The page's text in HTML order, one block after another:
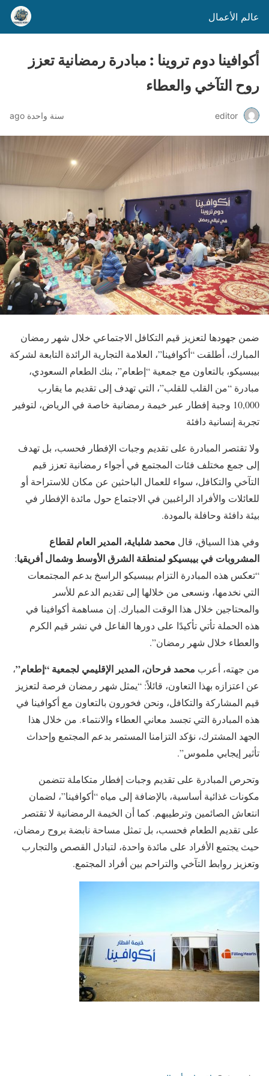
عالم الأعمال
أكوافينا دوم تروينا : مبادرة رمضانية تعزز
روح التآخي والعطاء
editor سنة واحدة ago
ضمن جهودها لتعزيز قيم التكافل الاجتماعي خلال شهر رمضان
المبارك، أطلقت “أكوافينا”، العلامة التجارية الرائدة التابعة لشركة
بيبسيكو، بالتعاون مع جمعية “إطعام”، بنك الطعام السعودي،
مبادرة “من القلب للقلب”، التي تهدف إلى تقديم ما يقارب
10,000 وجبة إفطار عبر خيمة رمضانية خاصة في الرياض، لتوفير
تجربة إنسانية دافئة
ولا تقتصر المبادرة على تقديم وجبات الإفطار فحسب، بل تهدف
إلى جمع مختلف فئات المجتمع في أجواء رمضانية تعزز قيم
التآخي والتكافل، سواء للعمال الباحثين عن مكان للاستراحة أو
للعائلات والأفراد الراغبين في الاجتماع حول مائدة الإفطار في
بيئة دافئة وحافلة بالمودة.
وفي هذا السياق، قال محمد شلباية، المدير العام لقطاع
المشروبات في بيبسيكو لمنطقة الشرق الأوسط وشمال أفريقيا:
“تعكس هذه المبادرة التزام بيبسيكو الراسخ بدعم المجتمعات
التي نخدمها، ونسعى من خلالها إلى تقديم الدعم للأسر
والمحتاجين خلال هذا الوقت المبارك. إن مساهمة أكوافينا في
هذه الحملة تأتي تأكيدًا على دورها الفاعل في نشر قيم الكرم
والعطاء خلال شهر رمضان”.
من جهته، أعرب محمد فرحان، المدير الإقليمي لجمعية “إطعام”،
عن اعتزازه بهذا التعاون، قائلاً: “يمثل شهر رمضان فرصة لتعزيز
قيم المشاركة والتكافل، ونحن فخورون بالتعاون مع أكوافينا في
هذه المبادرة التي تجسد معاني العطاء والانتماء. من خلال هذا
الجهد المشترك، نؤكد التزامنا المستمر بدعم المجتمع وإحداث
تأثير إيجابي ملموس”.
وتحرص المبادرة على تقديم وجبات إفطار متكاملة تتضمن
مكونات غذائية أساسية، بالإضافة إلى مياه “أكوافينا”، لضمان
انتعاش الصائمين وترطيبهم. كما أن الخيمة الرمضانية لا تقتصر
على تقديم الطعام فحسب، بل تمثل مساحة نابضة بروح رمضان،
حيث يجتمع الأفراد على مائدة واحدة، لتبادل القصص والتجارب
وتعزيز روابط التآخي والتراحم بين أفراد المجتمع.